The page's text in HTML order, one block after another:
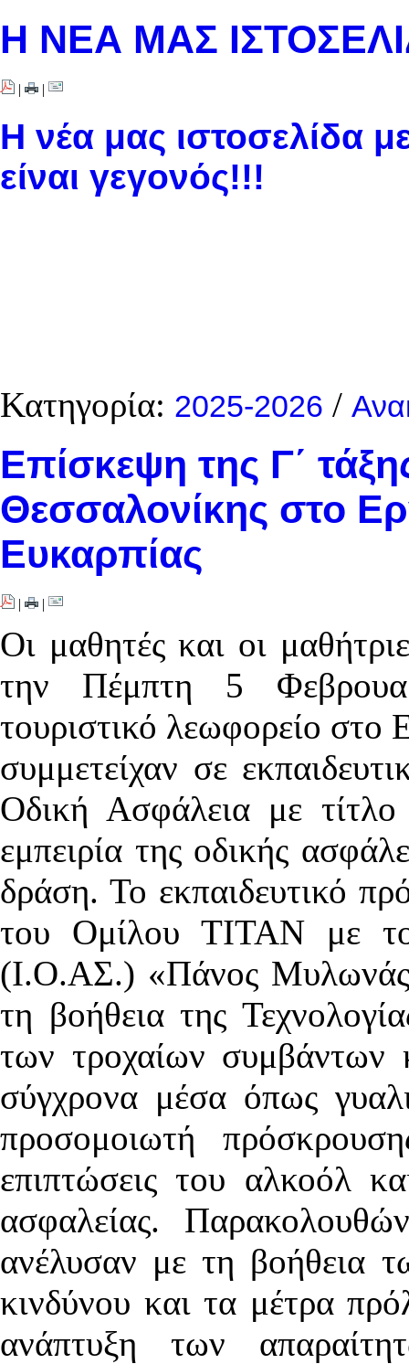
Η ΝΕΑ ΜΑΣ
| |
Η νέα μας ιστοσελίδα
είναι γεγονός!!!
Κατηγορία: 2025-2026 /
Επίσκεψη της Γ΄
Θεσσαλονίκης στο
Ευκαρπίας
| |
Οι μαθητές και οι
την Πέμπτη 5
τουριστικό λεωφορείο
συμμετείχαν σε
Οδική Ασφάλεια με
εμπειρία της οδικής
δράση. Το εκπαιδευτικό
του Ομίλου ΤΙΤΑΝ με το
(Ι.Ο.ΑΣ.) «Πάνος
τη βοήθεια της
των τροχαίων συμβάντων
σύγχρονα μέσα όπως
προσομοιωτή
επιπτώσεις του αλκοόλ
ασφαλείας.
ανέλυσαν με τη βοήθεια
κινδύνου και τα μέτρα
ανάπτυξη των